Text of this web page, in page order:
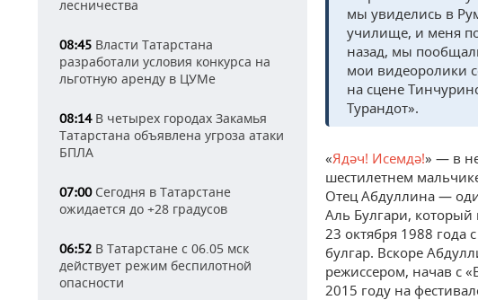
лесничества
08:45 Власти Татарстана
разработали условия конкурса на
льготную аренду в ЦУМе
08:14В четырех городах Закамья
Татарстана объявлена угроза атаки
БПЛА
07:00Сегодня в Татарстане
ожидается до +28 градусов
06:52 В Татарстане с 06.05 мск
действует режим беспилотной
опасности
мы увиделись в
училище, и меня
назад, мы
мои видеоролики
на сцене
Турандот».
«Ядәч! Исемдә!» — в
шестилетнем
Отец Абдуллина —
Аль Булгари, который
23 октября 1988 года
булгар. Вскоре
режиссером, начав с
2015 году на